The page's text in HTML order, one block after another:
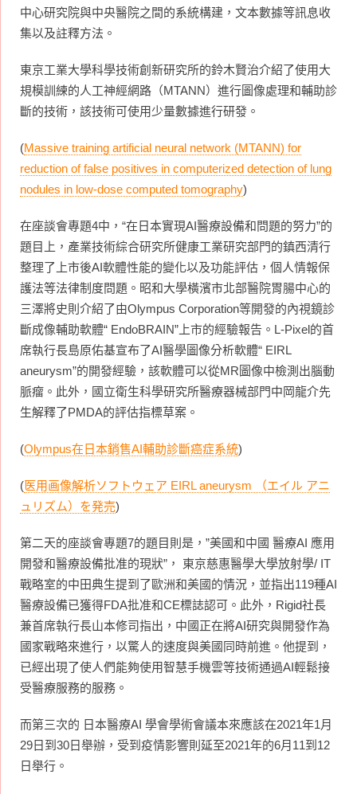
中心研究院與中央醫院之間的系統構建，文本數據等訊息收
集以及註釋方法。
東京工業大學科學技術創新研究所的鈴木賢治介紹了使用大
規模訓練的人工神經網路（MTANN）進行圖像處理和輔助診
斷的技術，該技術可使用少量數據進行研發。
(Massive training artificial neural network (MTANN) for
reduction of false positives in computerized detection of lung
nodules in low-dose computed tomography)
在座談會專題4中，“在日本實現AI醫療設備和問題的努力”的
題目上，產業技術綜合研究所健康工業研究部門的鎮西清行
整理了上市後AI軟體性能的變化以及功能評估，個人情報保
護法等法律制度問題。昭和大學橫濱市北部醫院胃腸中心的
三澤將史則介紹了由Olympus Corporation等開發的內視鏡診
斷成像輔助軟體“ EndoBRAIN”上市的經驗報告。L-Pixel的首
席執行長島原佑基宣布了AI醫學圖像分析軟體“ EIRL
aneurysm”的開發經驗，該軟體可以從MR圖像中檢測出腦動
脈瘤。此外，國立衛生科學研究所醫療器械部門中岡龍介先
生解釋了PMDA的評估指標草案。
(Olympus在日本銷售AI輔助診斷癌症系統)
(医用画像解析ソフトウェア EIRL aneurysm （エイル アニ
ュリズム）を発売)
第二天的座談會專題7的題目則是，”美國和中國 醫療AI 應用
開發和醫療設備批准的現狀”， 東京慈惠醫學大學放射學/ IT
戰略室的中田典生提到了歐洲和美國的情況，並指出119種AI
醫療設備已獲得FDA批准和CE標誌認可。此外，Rigid社長
兼首席執行長山本修司指出，中國正在將AI研究與開發作為
國家戰略來進行，以驚人的速度與美國同時前進。他提到，
已經出現了使人們能夠使用智慧手機雲等技術通過AI輕鬆接
受醫療服務的服務。
而第三次的 日本醫療AI 學會學術會議本來應該在2021年1月
29日到30日舉辦，受到疫情影響則延至2021年的6月11到12
日舉行。